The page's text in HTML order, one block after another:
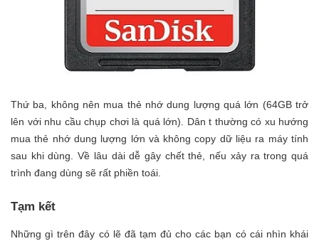
Thứ ba, không nên mua thẻ nhớ dung lượng quá lớn (64GB trở
lên với nhu cầu chụp chơi là quá lớn). Dân t thường có xu hướng
mua thẻ nhớ dung lượng lớn và không copy dữ liệu ra máy tính
sau khi dùng. Về lâu dài dễ gây chết thẻ, nếu xảy ra trong quá
trình đang dùng sẽ rất phiền toái.
Tạm kết
Những gì trên đây có lẽ đã tạm đủ cho các bạn có cái nhìn khái